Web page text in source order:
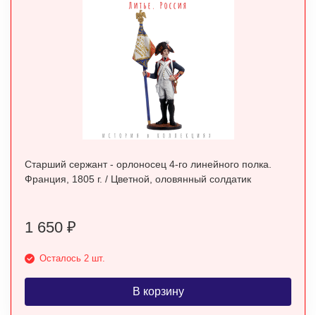
Старший сержант - орлоносец 4-го линейного полка.
Франция, 1805 г. / Цветной, оловянный солдатик
1 650 ₽
Осталось 2 шт.
В корзину